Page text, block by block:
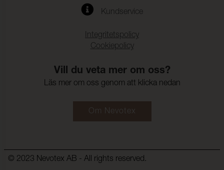
Kundservice
Integritetspolicy
Cookiepolicy
Vill du veta mer om oss?
Läs mer om oss genom att klicka nedan
Om Nevotex
© 2023 Nevotex AB - All rights reserved.